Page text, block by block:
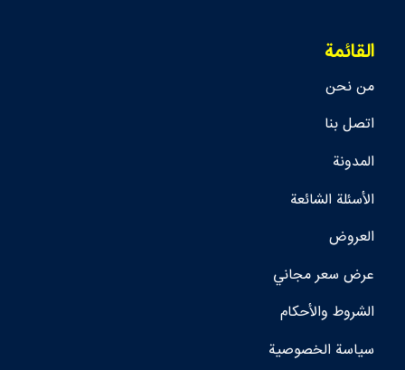
القائمة
من نحن
اتصل بنا
المدونة
الأسئلة الشائعة
العروض
عرض سعر مجاني
الشروط والأحكام
سياسة الخصوصية